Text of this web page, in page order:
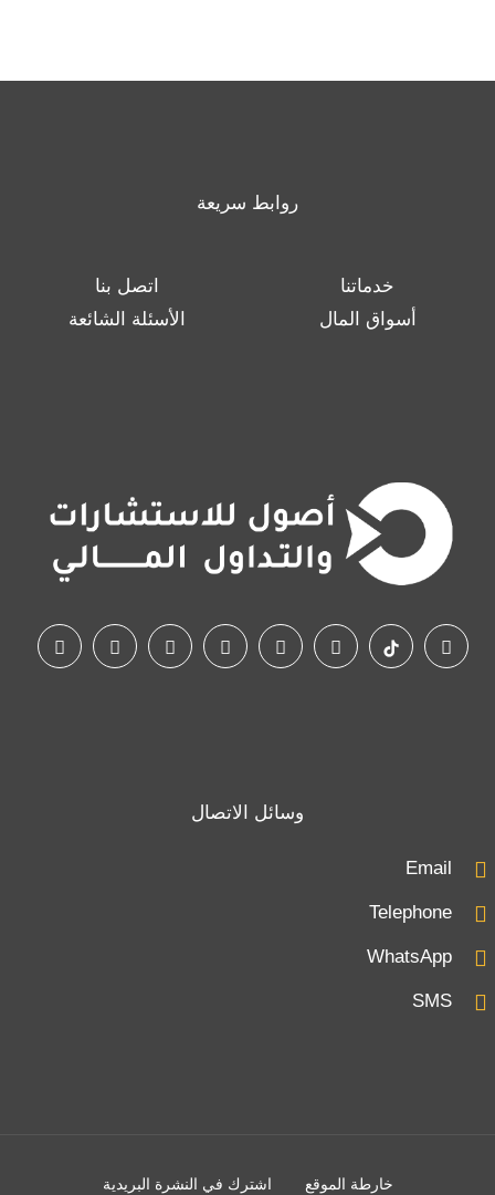
روابط سريعة
خدماتنا
اتصل بنا
أسواق المال
الأسئلة الشائعة
وسائل الاتصال
Email
Telephone
WhatsApp
SMS
خارطة الموقع اشترك في النشرة البريدية